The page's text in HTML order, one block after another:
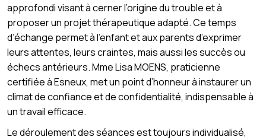
approfondi visant à cerner l’origine du trouble et à
proposer un projet thérapeutique adapté. Ce temps
d’échange permet à l’enfant et aux parents d’exprimer
leurs attentes, leurs craintes, mais aussi les succès ou
échecs antérieurs. Mme Lisa MOENS, praticienne
certifiée à Esneux, met un point d’honneur à instaurer un
climat de confiance et de confidentialité, indispensable à
un travail efficace.
Le déroulement des séances est toujours individualisé,